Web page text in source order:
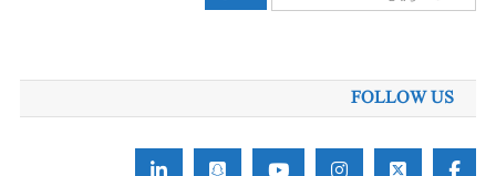
کریں
FOLLOW US